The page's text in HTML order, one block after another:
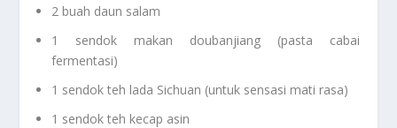
2 buah daun salam
1 sendok makan doubanjiang (pasta cabai
fermentasi)
1 sendok teh lada Sichuan (untuk sensasi mati rasa)
1 sendok teh kecap asin